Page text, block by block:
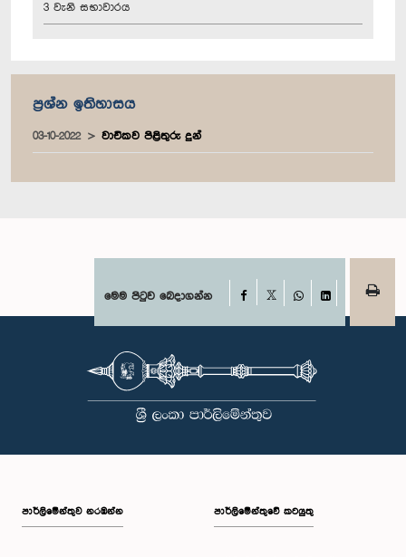
3 වැනි සභාවාරය
ප්‍රශ්න ඉතිහාසය
03-10-2022 වාචිකව පිළිතුරු දුන්
මෙම පිටුව බෙදාගන්න Facebook
WhatsAppLinkedIn
පාර්ලි‌මේන්තුව නරඹන්න පාර්ලිමේන්තුවේ කටයුතු